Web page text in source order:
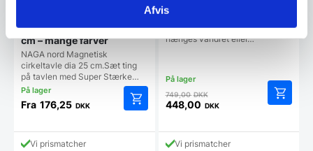
Afvis
Magnetisk cirkeltavle 25
cm – mange farver
NAGA nord Magnetisk
cirkeltavle dia 25 cm.Sæt ting
på tavlen med Super Stærke…
Fra 176,25 DKK
vare
Vi prismatcher
Magnetisk glastavle 40 x 60
cm. PURE White.Tavlen kan
hænges vandret eller…
749,00DKKDen
oprindelige
var:
749,00 DKK.
448,00 DKK
aktuelle
prisVi prismatcher